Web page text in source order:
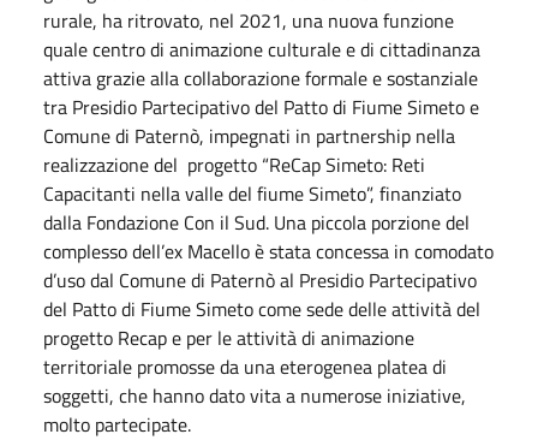
rurale, ha ritrovato, nel 2021, una nuova funzione
quale centro di animazione culturale e di cittadinanza
attiva grazie alla collaborazione formale e sostanziale
tra Presidio Partecipativo del Patto di Fiume Simeto e
Comune di Paternò, impegnati in partnership nella
realizzazione del progetto “ReCap Simeto: Reti
Capacitanti nella valle del fiume Simeto”, finanziato
dalla Fondazione Con il Sud. Una piccola porzione del
complesso dell’ex Macello è stata concessa in comodato
d’uso dal Comune di Paternò al Presidio Partecipativo
del Patto di Fiume Simeto come sede delle attività del
progetto Recap e per le attività di animazione
territoriale promosse da una eterogenea platea di
soggetti, che hanno dato vita a numerose iniziative,
molto partecipate.